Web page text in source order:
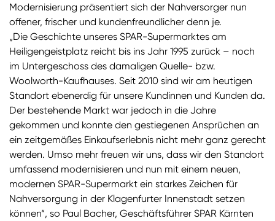
Zum SPAR Newsletter
Modernisierung präsentiert sich der Nahversorger nun
offener, frischer und kundenfreundlicher denn je.
„Die Geschichte unseres SPAR-Supermarktes am
Heiligengeistplatz reicht bis ins Jahr 1995 zurück – noch
im Untergeschoss des damaligen Quelle- bzw.
Woolworth-Kaufhauses. Seit 2010 sind wir am heutigen
Standort ebenerdig für unsere Kundinnen und Kunden da.
Der bestehende Markt war jedoch in die Jahre
gekommen und konnte den gestiegenen Ansprüchen an
ein zeitgemäßes Einkaufserlebnis nicht mehr ganz gerecht
werden. Umso mehr freuen wir uns, dass wir den Standort
umfassend modernisieren und nun mit einem neuen,
modernen SPAR-Supermarkt ein starkes Zeichen für
Nahversorgung in der Klagenfurter Innenstadt setzen
können“, so Paul Bacher, Geschäftsführer SPAR Kärnten